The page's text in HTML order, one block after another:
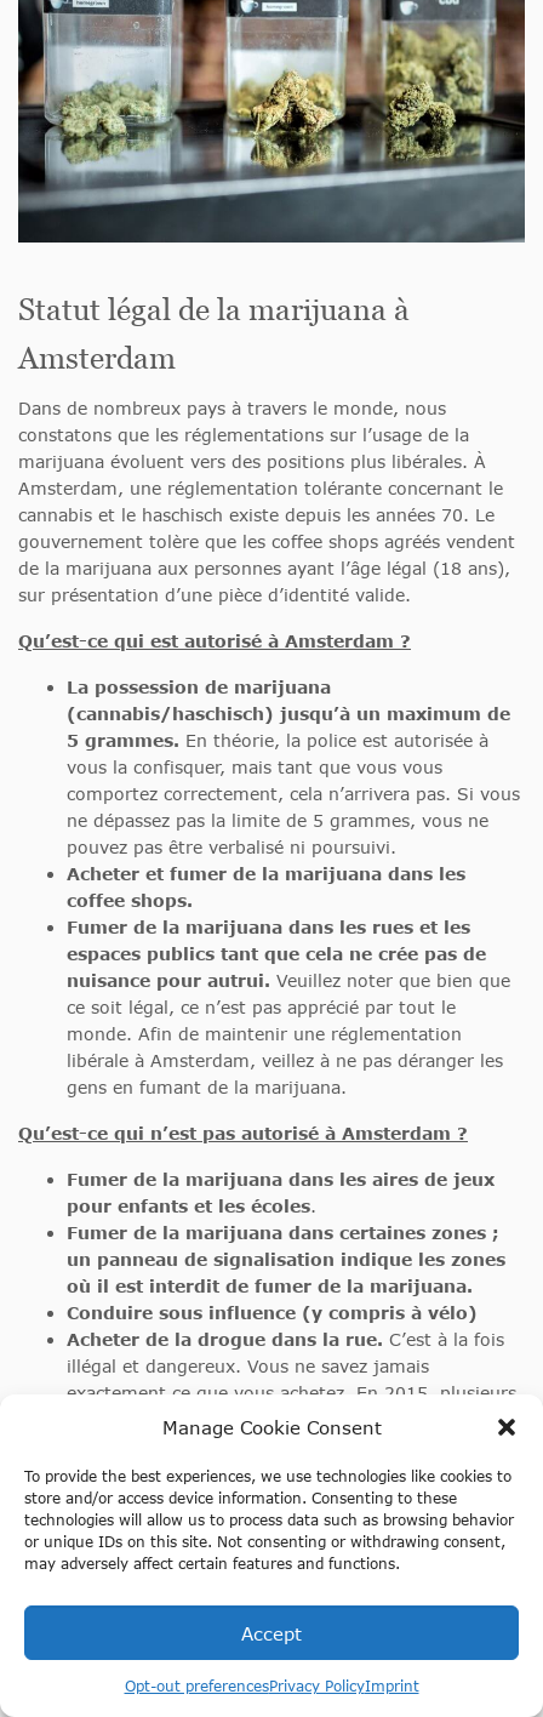
Manage Cookie Consent
To provide the best experiences, we use technologies like cookies to
store and/or access device information. Consenting to these
technologies will allow us to process data such as browsing behavior
or unique IDs on this site. Not consenting or withdrawing consent,
may adversely affect certain features and functions.
Accept
Opt-out preferencesPrivacy PolicyImprint
Réservez une visite en bateau 420
Statut légal de la marijuana à
Amsterdam
Dans de nombreux pays à travers le monde, nous
constatons que les réglementations sur l’usage de la
marijuana évoluent vers des positions plus libérales. À
Amsterdam, une réglementation tolérante concernant le
cannabis et le haschisch existe depuis les années 70. Le
gouvernement tolère que les coffee shops agréés vendent
de la marijuana aux personnes ayant l’âge légal (18 ans),
sur présentation d’une pièce d’identité valide.
Qu’est-ce qui est autorisé à Amsterdam ?
La possession de marijuana
(cannabis/haschisch) jusqu’à un maximum de
5 grammes. En théorie, la police est autorisée à
vous la confisquer, mais tant que vous vous
comportez correctement, cela n’arrivera pas. Si vous
ne dépassez pas la limite de 5 grammes, vous ne
pouvez pas être verbalisé ni poursuivi.
Acheter et fumer de la marijuana dans les
coffee shops.
Fumer de la marijuana dans les rues et les
espaces publics tant que cela ne crée pas de
nuisance pour autrui. Veuillez noter que bien que
ce soit légal, ce n’est pas apprécié par tout le
monde. Afin de maintenir une réglementation
libérale à Amsterdam, veillez à ne pas déranger les
gens en fumant de la marijuana.
Qu’est-ce qui n’est pas autorisé à Amsterdam ?
Fumer de la marijuana dans les aires de jeux
pour enfants et les écoles.
Fumer de la marijuana dans certaines zones ;
un panneau de signalisation indique les zones
où il est interdit de fumer de la marijuana.
Conduire sous influence (y compris à vélo)
Acheter de la drogue dans la rue. C’est à la fois
illégal et dangereux. Vous ne savez jamais
exactement ce que vous achetez. En 2015, plusieurs
touristes ont été hospitalisés après avoir acheté de
la cocaïne. Malheureusement, certains jeunes
touristes
n’ont pas survécu
.
Possession de drogues dures.Tout ce qui n’est
pas de la marijuana, des champignons
coffee shop ou smartshop agréé.